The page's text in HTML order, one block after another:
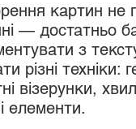
картин не
— достатньо
з
різні техніки:
візерунки,
елементи.